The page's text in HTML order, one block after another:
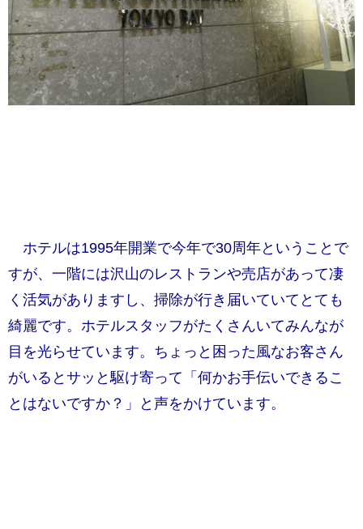
ホテルは1995年開業で今年で30周年ということで
すが、一階には沢山のレストランや売店があって凄
く活気がありますし、掃除が行き届いていてとても
綺麗です。ホテルスタッフがたくさんいてみんなが
目を光らせています。ちょっと困った風なお客さん
がいるとサッと駆け寄って「何かお手伝いできるこ
とはないですか？」と声をかけています。